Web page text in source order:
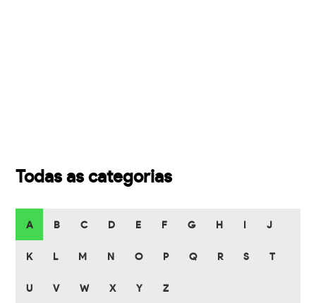
Todas as categorias
A B C D E F G H J
K L M N O P Q R S T
U V W X Y Z